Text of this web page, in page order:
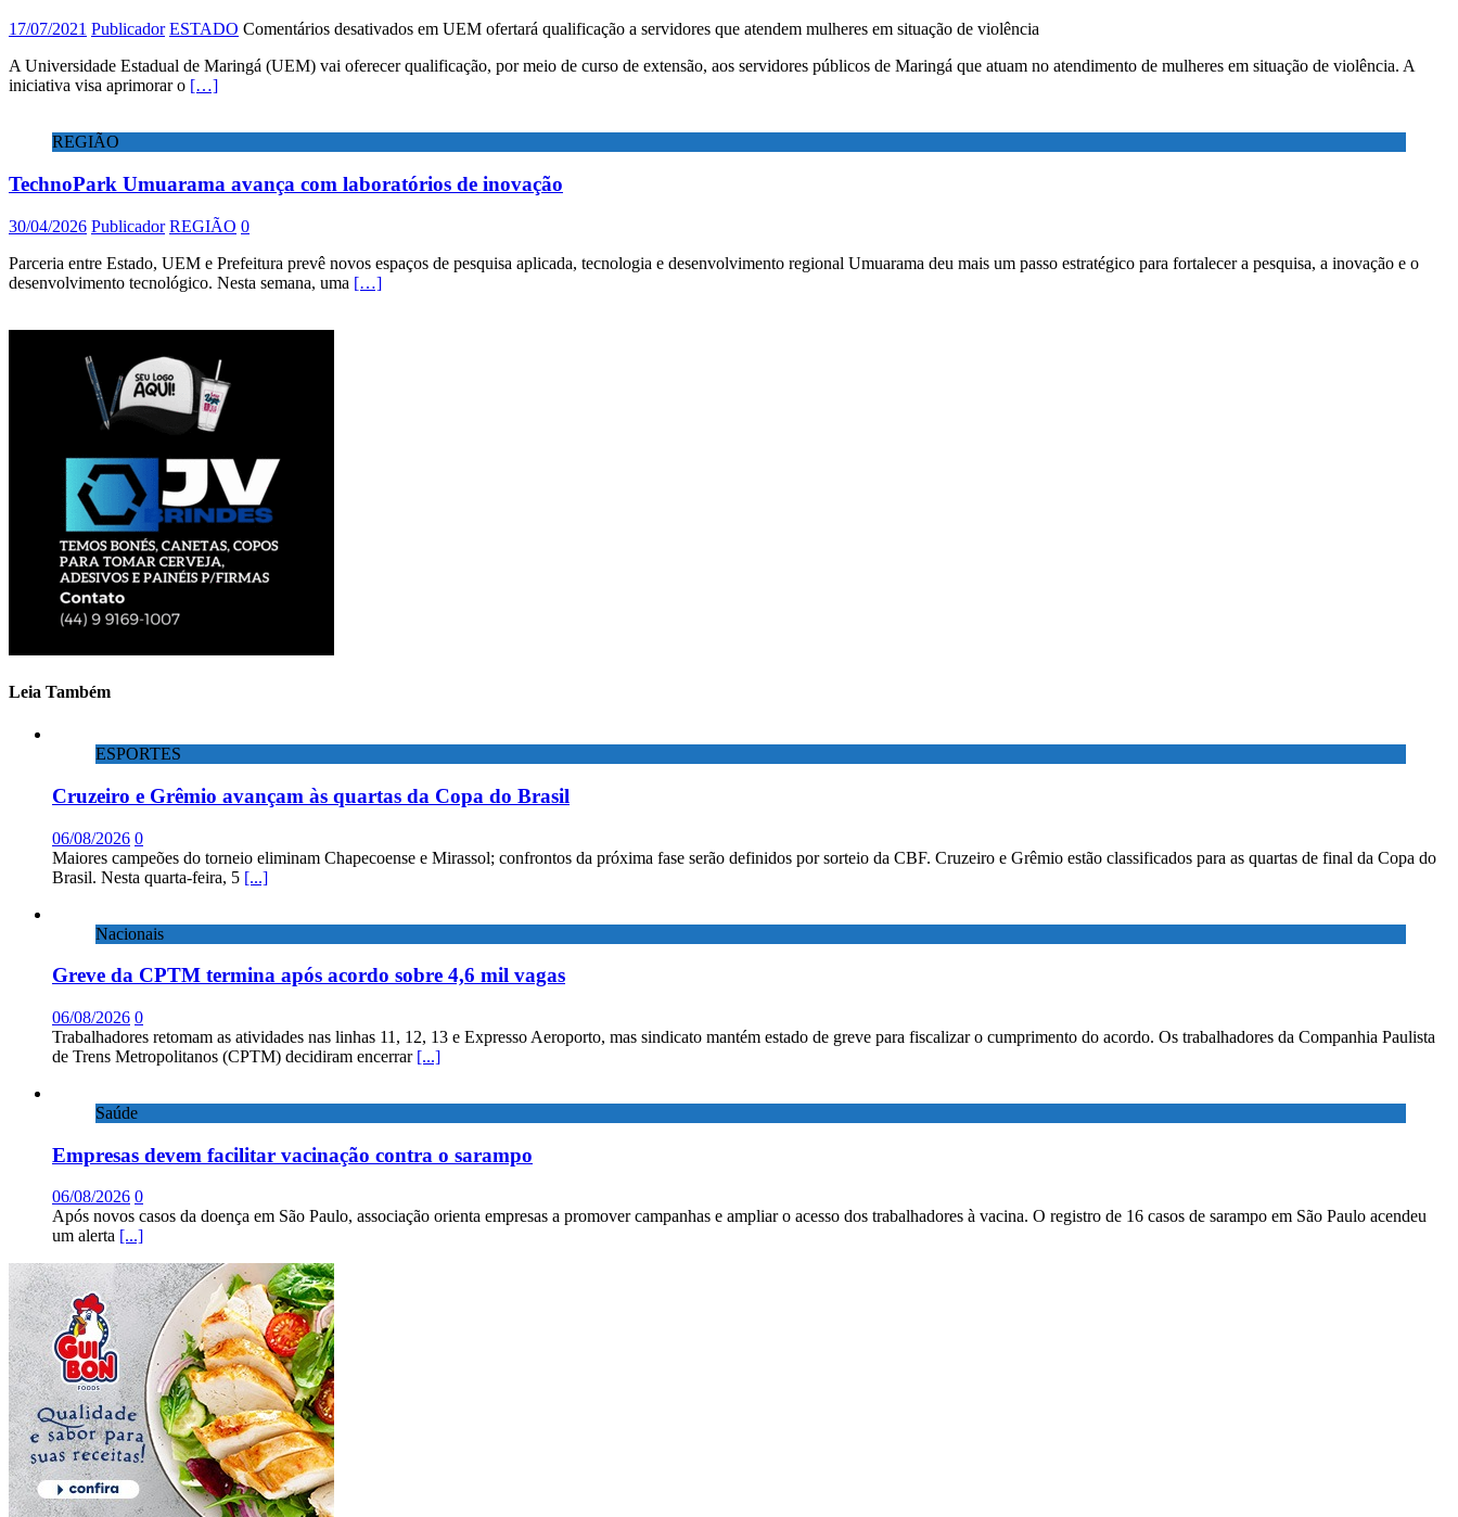
17/07/2021 Publicador ESTADO Comentários desativados em UEM ofertará qualificação a servidores que atendem mulheres em situação de violência
A Universidade Estadual de Maringá (UEM) vai oferecer qualificação, por meio de curso de extensão, aos servidores públicos de Maringá que atuam no atendimento de mulheres em situação de violência. A
iniciativa visa aprimorar o […]
REGIÃO
TechnoPark Umuarama avança com laboratórios de inovação
30/04/2026 Publicador REGIÃO 0
Parceria entre Estado, UEM e Prefeitura prevê novos espaços de pesquisa aplicada, tecnologia e desenvolvimento regional Umuarama deu mais um passo estratégico para fortalecer a pesquisa, a inovação e o
desenvolvimento tecnológico. Nesta semana, uma […]
Leia Também
ESPORTES
Cruzeiro e Grêmio avançam às quartas da Copa do Brasil
06/08/2026 0
Maiores campeões do torneio eliminam Chapecoense e Mirassol; confrontos da próxima fase serão definidos por sorteio da CBF. Cruzeiro e Grêmio estão classificados para as quartas de final da Copa do
Brasil. Nesta quarta-feira, 5 [...]
Nacionais
Greve da CPTM termina após acordo sobre 4,6 mil vagas
06/08/2026 0
Trabalhadores retomam as atividades nas linhas 11, 12, 13 e Expresso Aeroporto, mas sindicato mantém estado de greve para fiscalizar o cumprimento do acordo. Os trabalhadores da Companhia Paulista
de Trens Metropolitanos (CPTM) decidiram encerrar [...]
Saúde
Empresas devem facilitar vacinação contra o sarampo
06/08/2026 0
Após novos casos da doença em São Paulo, associação orienta empresas a promover campanhas e ampliar o acesso dos trabalhadores à vacina. O registro de 16 casos de sarampo em São Paulo acendeu
um alerta [...]